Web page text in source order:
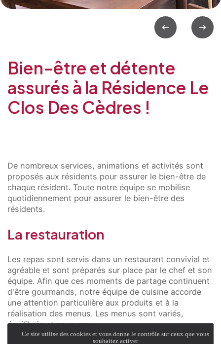
Bien-être et détente
assurés à la Résidence Le
Clos Des Cèdres !
De nombreux services, animations et activités sont
proposés aux résidents pour assurer le bien-être de
chaque résident. Toute notre équipe se mobilise
quotidiennement pour assurer le bien-être des
résidents.
La restauration
Les repas sont servis dans un restaurant convivial et
agréable et sont préparés sur place par le chef et son
équipe. Afin que ces moments de partage continuent
d'être gourmands, notre équipe de cuisine accorde
une attention particulière aux produits et à la
réalisation des menus. Les menus sont variés,
équilibrés et savoureux.
Ce site utilise des cookies et vous donne le contrôle sur ceux que vous
souhaitez activer